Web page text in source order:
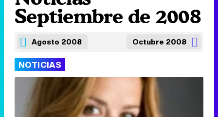
Septiembre de 2008
Agosto 2008 Octubre 2008
NOTICIAS